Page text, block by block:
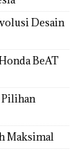
Desain
BeAT
Pilihan
Maksimal